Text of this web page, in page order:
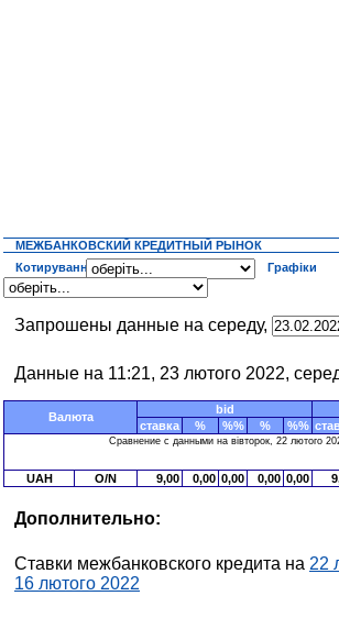
МЕЖБАНКОВСКИЙ КРЕДИТНЫЙ РЫНОК
Котирування
Графіки
Запрошены данные на середу,
Данные на 11:21, 23 лютого 2022,
Валюта
bid
ставка
% %% % %%
Сравнение с данными на вівторок, 22 лютого
UAH O/N 9,00 0,00 0,00 0,00 0,00
Дополнительно:
Ставки межбанковского кредита на 22
16 лютого 2022